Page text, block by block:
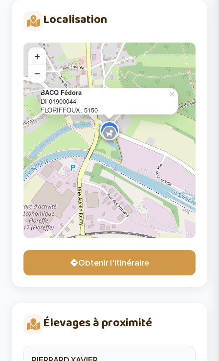
Localisation
BACQ Fédora
DF01900044
FLORIFFOUX, 5150
×
+
−
Obtenir l'itinéraire
Élevages à proximité